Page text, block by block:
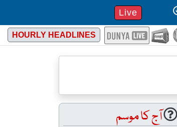
Live
HOURLY HEADLINES
آج کا موسم